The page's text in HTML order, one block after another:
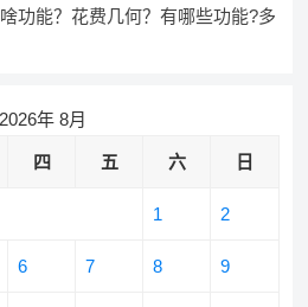
功能？花费几何？有哪些功能?多
2026年 8月
四 五 六 日
1 2
6 7 8 9